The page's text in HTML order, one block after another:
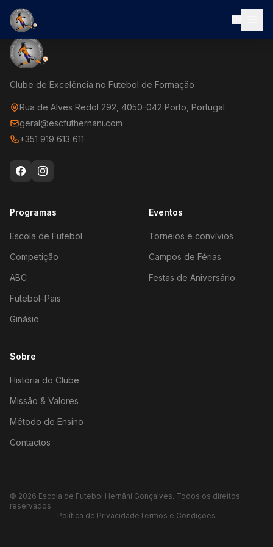
Clube de Excelência no Futebol de Formação
Rua de Alves Redol 292, 4050-042 Porto, Portugal
geral@escfuthernani.com
+351 919 613 611
Programas
Escola de Futebol
Competição
ABC
Futebol–Pais
Ginásio
Eventos
Torneios e convívios
Campos de Férias
Festas de Aniversário
Sobre
História do Clube
Missão & Valores
Método de Ensino
Contactos
© 2026 Escola de Futebol Hernâni Gonçalves. Todos os direitos
reservados.
Política de PrivacidadeTermos e Condições